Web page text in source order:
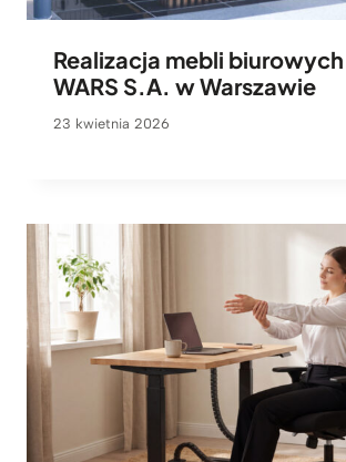
Realizacja mebli
WARS S.A. w Warszawie
23 kwietnia 2026